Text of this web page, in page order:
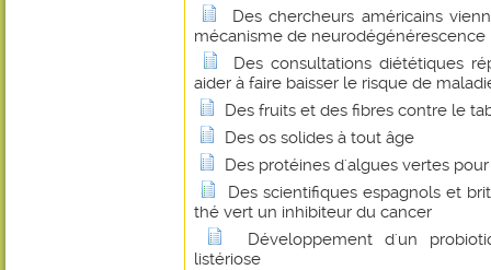
Des chercheurs américains
mécanisme de
Des consultations diététiques
aider à faire baisser le risque de
Des fruits et des fibres contre le
Des os solides à tout âge
Des protéines d'algues vertes
Des scientifiques espagnols et
thé vert un inhibiteur du cancer
Développement d'un
listériose